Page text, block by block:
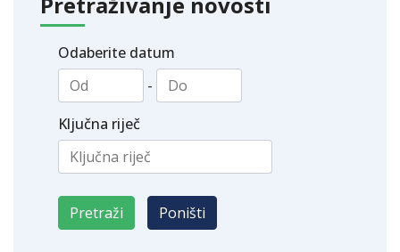
Odaberite datum
-
Ključna riječ